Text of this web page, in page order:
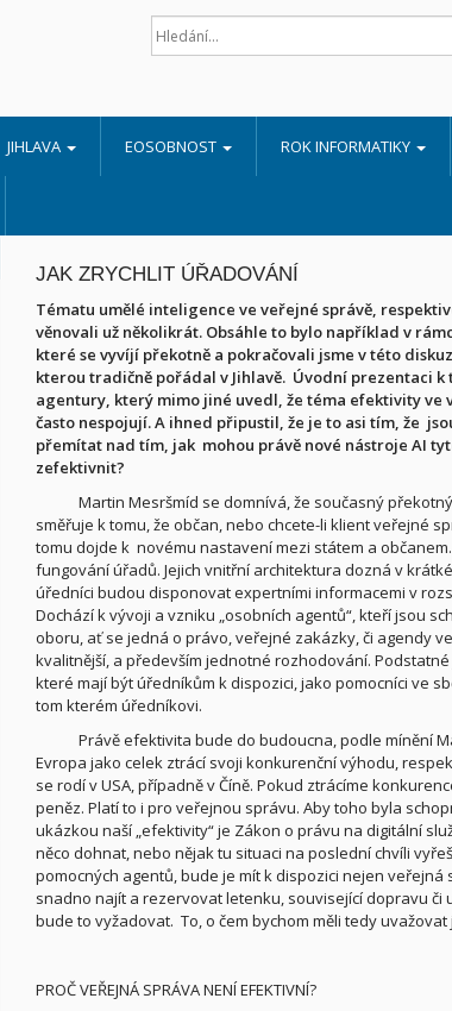
JIHLAVA EOSOBNOST ROK INFORMATIKY
JAK ZRYCHLIT ÚŘADOVÁNÍ
Tématu umělé inteligence ve veřejné správě,
věnovali už několikrát. Obsáhle to bylo například v
které se vyvíjí překotně a pokračovali jsme v této
kterou tradičně pořádal v Jihlavě. Úvodní prezentaci
agentury, který mimo jiné uvedl, že téma efektivity ve
často nespojují. A ihned připustil, že je to asi tím, že
přemítat nad tím, jak mohou právě nové nástroje AI
zefektivnit?
Martin Mesršmíd se domnívá, že současný
směřuje k tomu, že občan, nebo chcete-li klient veřejné
tomu dojde k novému nastavení mezi státem a
fungování úřadů. Jejich vnitřní architektura dozná v
úředníci budou disponovat expertními informacemi v
Dochází k vývoji a vzniku „osobních agentů“, kteří jsou
oboru, ať se jedná o právo, veřejné zakázky, či agendy
kvalitnější, a především jednotné rozhodování.
které mají být úředníkům k dispozici, jako pomocníci ve
tom kterém úředníkovi.
Právě efektivita bude do budoucna, podle mínění
Evropa jako celek ztrácí svoji konkurenční výhodu,
se rodí v USA, případně v Číně. Pokud ztrácíme
peněz. Platí to i pro veřejnou správu. Aby toho byla
ukázkou naší „efektivity“ je Zákon o právu na digitální
něco dohnat, nebo nějak tu situaci na poslední chvíli
pomocných agentů, bude je mít k dispozici nejen veřejná
snadno najít a rezervovat letenku, související dopravu
bude to vyžadovat. To, o čem bychom měli tedy uvažovat
PROČ VEŘEJNÁ SPRÁVA NENÍ EFEKTIVNÍ?